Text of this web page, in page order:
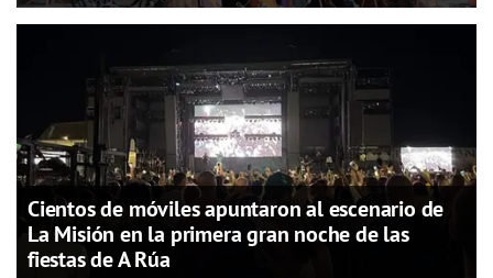
Cientos de móviles apuntaron al escenario de
La Misión en la primera gran noche de las
fiestas de A Rúa